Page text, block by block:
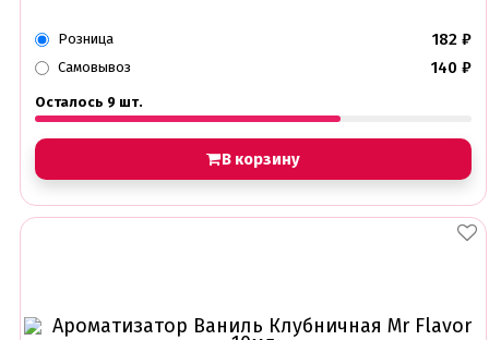
Розница 182 ₽
Самовывоз 140 ₽
Осталось 9 шт.
В корзину